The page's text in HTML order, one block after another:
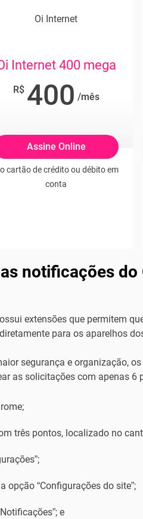
Oi Internet
Internet 400 mega
R$ 400 /mês
Assine Online
cartão de crédito ou débito em
conta
notificações
extensões que permitem
para os aparelhos
segurança e organização,
as solicitações com apenas 6
três pontos, localizado no
opção “Configurações do site”;
e